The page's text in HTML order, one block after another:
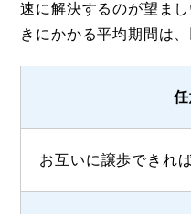
速に解決するのが望ま
きにかかる平均期間は
お互いに譲歩できれ